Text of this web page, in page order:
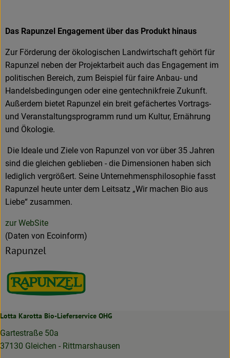
Das Rapunzel Engagement über das Produkt hinaus
Zur Förderung der ökologischen Landwirtschaft gehört für
Rapunzel neben der Projektarbeit auch das Engagement im
politischen Bereich, zum Beispiel für faire Anbau- und
Handelsbedingungen oder eine gentechnikfreie Zukunft.
Außerdem bietet Rapunzel ein breit gefächertes Vortrags-
und Veranstaltungsprogramm rund um Kultur, Ernährung
und Ökologie.
Die Ideale und Ziele von Rapunzel von vor über 35 Jahren
sind die gleichen geblieben - die Dimensionen haben sich
lediglich vergrößert. Seine Unternehmensphilosophie fasst
Rapunzel heute unter dem Leitsatz „Wir machen Bio aus
Liebe“ zusammen.
zur WebSite
(Daten von Ecoinform)
Rapunzel
Lotta Karotta Bio-Lieferservice OHG
Gartestraße 50a
37130 Gleichen - Rittmarshausen